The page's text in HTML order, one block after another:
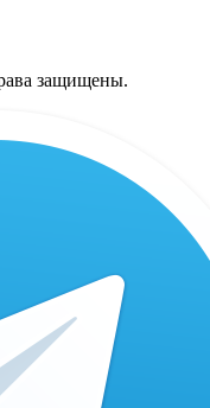
защищены.